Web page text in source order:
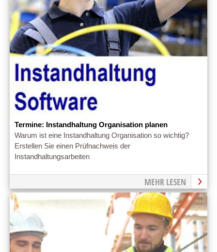
Termine: Instandhaltung Organisation planen
Warum ist eine Instandhaltung Organisation so wichtig?
Erstellen Sie einen Prüfnachweis der
Instandhaltungsarbeiten
MEHR LESEN